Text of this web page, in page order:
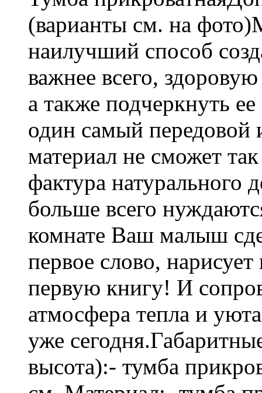
(варианты см. на
наилучший способ
важнее всего,
а также подчеркнуть
один самый передовой
материал не сможет
фактура натурального
больше всего
комнате Ваш малыш
первое слово,
первую книгу! И
атмосфера тепла и
уже
высота):- тумба